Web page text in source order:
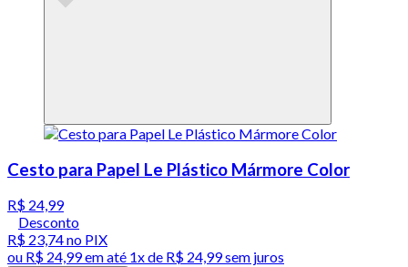
Cesto para Papel Le Plástico Mármore Color
R$ 24,99
Desconto
R$ 23,74no PIX
ou R$ 24,99em até 1x de R$ 24,99sem juros